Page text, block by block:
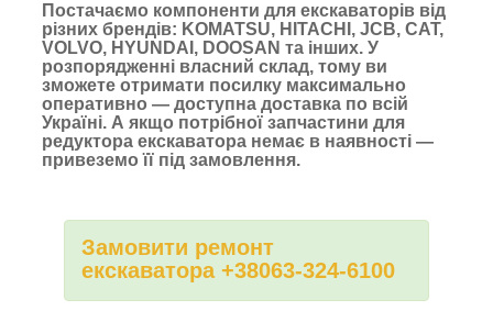
Постачаємо компоненти для екскаваторів від
різних брендів: KOMATSU, HITACHI, JCB, CAT,
VOLVO, HYUNDAI, DOOSAN та інших. У
розпорядженні власний склад, тому ви
зможете отримати посилку максимально
оперативно — доступна доставка по всій
Україні. А якщо потрібної запчастини для
редуктора екскаватора немає в наявності —
привеземо її під замовлення.
Замовити ремонт
екскаватора +38063-324-6100